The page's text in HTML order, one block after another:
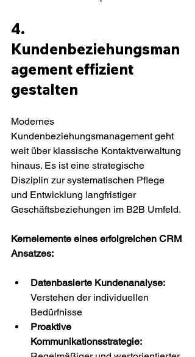
4.
Kundenbeziehungsman
agement effizient
gestalten
Modernes
Kundenbeziehungsmanagement geht
weit über klassische Kontaktverwaltung
hinaus. Es ist eine strategische
Disziplin zur systematischen Pflege
und Entwicklung langfristiger
Geschäftsbeziehungen im B2B Umfeld.
Kernelemente eines erfolgreichen CRM
Ansatzes:
Datenbasierte Kundenanalyse:
Verstehen der individuellen
Bedürfnisse
Proaktive
Kommunikationsstrategie: